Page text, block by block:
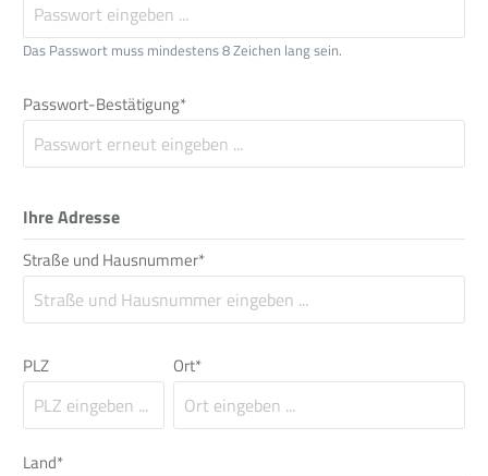
Das Passwort muss mindestens 8 Zeichen lang sein.
Passwort-Bestätigung*
Ihre Adresse
Straße und Hausnummer*
PLZ Ort*
Land*